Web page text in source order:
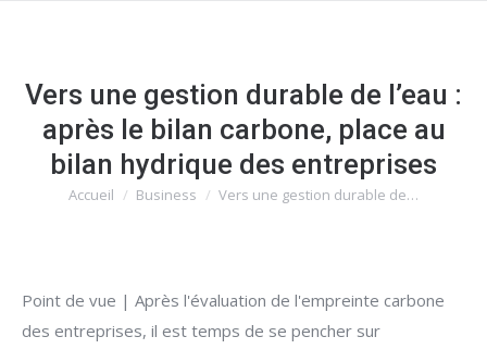
Vers une gestion durable de l’eau :
après le bilan carbone, place au
bilan hydrique des entreprises
Vous êtes ici :
Accueil Business Vers une gestion durable de…
Point de vue | Après l'évaluation de l'empreinte carbone
des entreprises, il est temps de se pencher sur